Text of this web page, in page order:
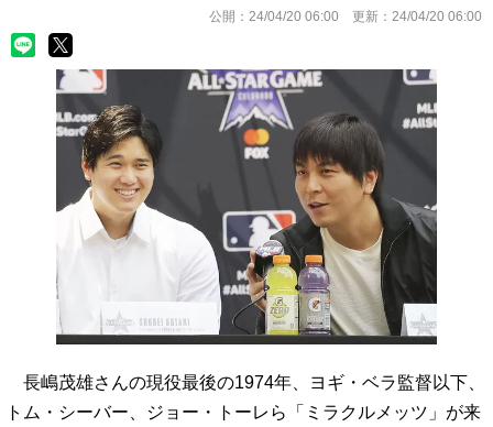
公開： 24/04/20 06:00 更新： 24/04/20 06:00
長嶋茂雄さんの現役最後の1974年、ヨギ・ベラ監督以下、
トム・シーバー、ジョー・トーレら「ミラクルメッツ」が来